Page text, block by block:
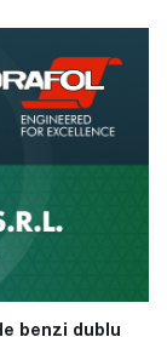
benzi dublu